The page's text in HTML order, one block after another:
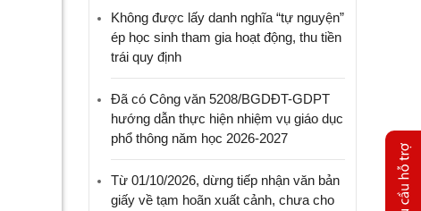
Không được lấy danh nghĩa “tự nguyện”
ép học sinh tham gia hoạt động, thu tiền
trái quy định
Đã có Công văn 5208/BGDĐT-GDPT
hướng dẫn thực hiện nhiệm vụ giáo dục
phổ thông năm học 2026-2027
Từ 01/10/2026, dừng tiếp nhận văn bản
giấy về tạm hoãn xuất cảnh, chưa cho